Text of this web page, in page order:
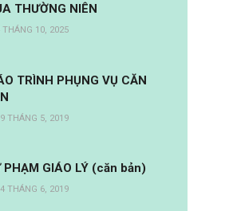
THƯỜNG NIÊN
THÁNG 10, 2025
TRÌNH PHỤNG VỤ CĂN
THÁNG 5, 2019
PHẠM GIÁO LÝ (căn bản)
THÁNG 6, 2019